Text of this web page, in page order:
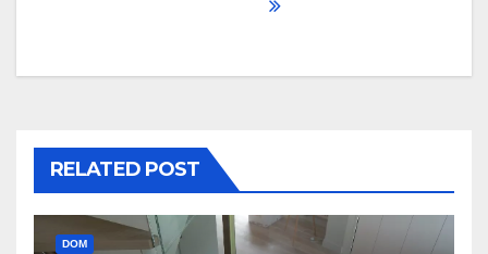
RELATED POST
DOM